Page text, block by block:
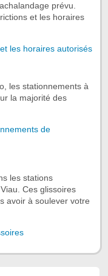
prévu.
et les horaires
les horaires autorisés
les stationnements à
la majorité des
de
les stations
Ces glissoires
avoir à soulever votre